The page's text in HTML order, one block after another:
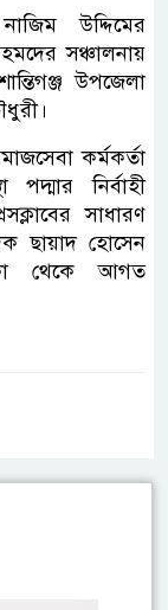
উদ্দিমের
সঞ্চালনায়
উপজেলা
কর্মকর্তা
নির্বাহী
সাধারণ
ছায়াদ হোসেন
থেকে আগত